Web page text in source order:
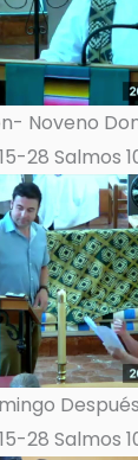
Noveno
28 Salmos
28 Salmos